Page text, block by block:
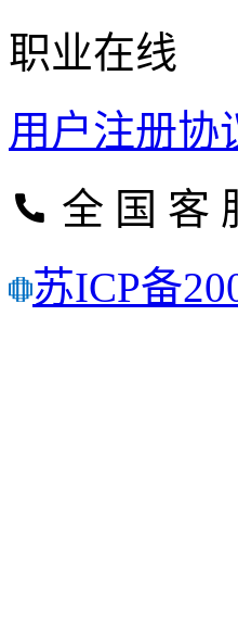
职业在线
用户注册协
全 国 客
苏ICP备